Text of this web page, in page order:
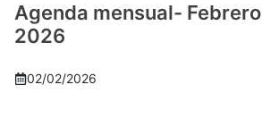
Agenda mensual- Febrero
2026
02/02/2026